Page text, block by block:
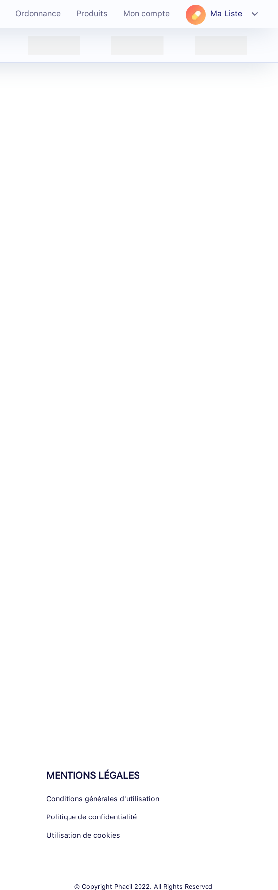
Ordonnance Produits Mon compte Ma Liste
MENTIONS LÉGALES
Conditions générales d'utilisation
Politique de confidentialité
Utilisation de cookies
© Copyright Phacil 2022. All Rights Reserved